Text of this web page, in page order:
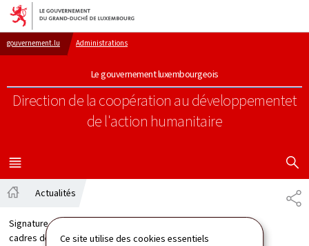
Ce site utilise des cookies essentiels
Aller au menu principal
Aller au contenu
gouvernement.lu Administrations
Le gouvernement luxembourgeois
Direction de la coopération au développementet
de l'action humanitaire
MENU
PRINCIPAL
Actualités
Signature de la reconduite de trois accords-
cadres de développement par Franz Fayot